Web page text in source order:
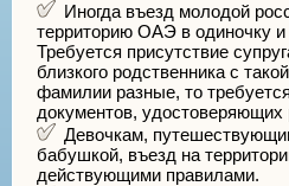
Иногда въезд молодой
территорию ОАЭ в одиночку
Требуется присутствие
близкого родственника с
фамилии разные, то
документов, удостоверяющих
Девочкам,
бабушкой, въезд на
действующими правилами.